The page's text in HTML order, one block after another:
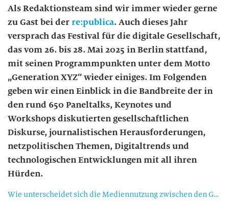
Als Redaktionsteam sind wir immer wieder gerne
zu Gast bei derre:publica. Auch dieses Jahr
versprach das Festival für die digitale Gesellschaft,
das vom 26. bis 28. Mai 2025 in Berlin stattfand,
mit seinen Programmpunkten unter dem Motto
„Generation XYZ“ wieder einiges. Im Folgenden
geben wir einen Einblick in die Bandbreite der in
den rund 650 Paneltalks, Keynotes und
Workshops diskutierten gesellschaftlichen
Diskurse, journalistischen Herausforderungen,
netzpolitischen Themen, Digitaltrends und
technologischen Entwicklungen mit all ihren
Hürden.
Wie unterscheidet sich die Mediennutzung zwischen den Generationen?